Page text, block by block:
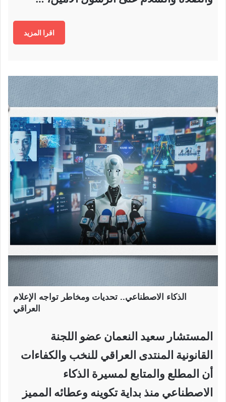
اقرا المزيد
الذكاء الاصطناعي.. تحديات ومخاطر تواجه الإعلام
العراقي
المستشار سعيد النعمان عضو اللجنة
القانونية المنتدى العراقي للنخب والكفاءات
أن المطلع والمتابع لمسيرة الذكاء
الاصطناعي منذ بداية تكوينه وعطائه المميز